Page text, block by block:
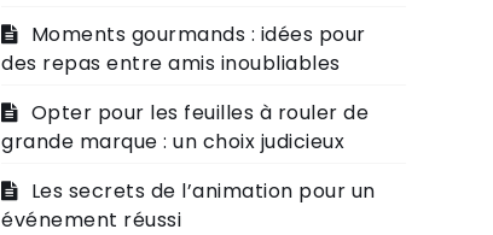
Moments gourmands : idées pour
des repas entre amis inoubliables
Opter pour les feuilles à rouler de
grande marque : un choix judicieux
Les secrets de l’animation pour un
événement réussi